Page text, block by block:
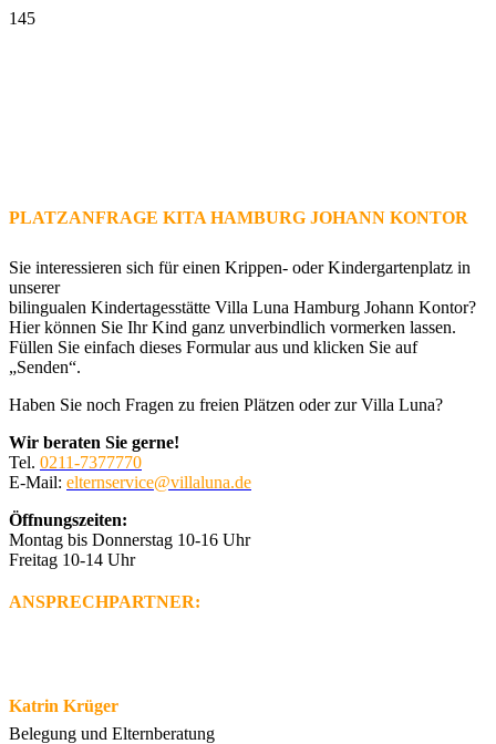
PLATZANFRAGE KITA HAMBURG JOHANN KONTOR
Sie interessieren sich für einen Krippen- oder Kindergartenplatz in
unserer
bilingualen Kindertagesstätte Villa Luna Hamburg Johann Kontor?
Hier können Sie Ihr Kind ganz unverbindlich vormerken lassen.
Füllen Sie einfach dieses Formular aus und klicken Sie auf
„Senden“.
Haben Sie noch Fragen zu freien Plätzen oder zur Villa Luna?
Wir beraten Sie gerne!
Tel. 0211-7377770
E-Mail: elternservice@villaluna.de
Öffnungszeiten:
Montag bis Donnerstag 10-16 Uhr
Freitag 10-14 Uhr
ANSPRECHPARTNER:
Katrin Krüger
Belegung und Elternberatung